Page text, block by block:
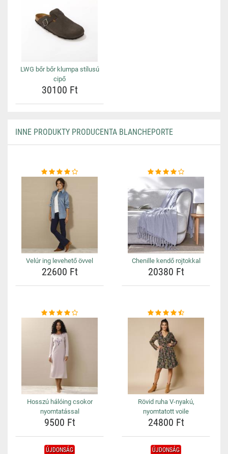
LWG bőr bőr klumpa stílusú
cipő
30100 Ft
INNE PRODUKTY PRODUCENTA BLANCHEPORTE
Velúr ing levehető övvel
22600 Ft
Chenille kendő rojtokkal
20380 Ft
Hosszú hálóing csokor
nyomtatással
9500 Ft
Rövid ruha V-nyakú,
nyomtatott voile
24800 Ft
ÚJDONSÁG ÚJDONSÁG